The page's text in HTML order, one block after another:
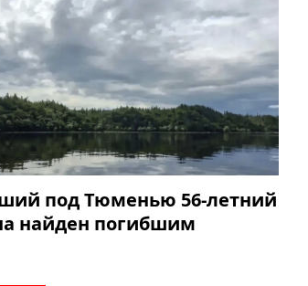
под Тюменью 56-летний
найден погибшим